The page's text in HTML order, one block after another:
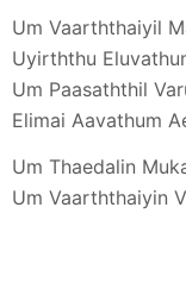
Um Vaarththaiyil
Uyirththu
Um Paasaththil
Elimai Aavathum
Um Thaedalin
Um Vaarththaiyin